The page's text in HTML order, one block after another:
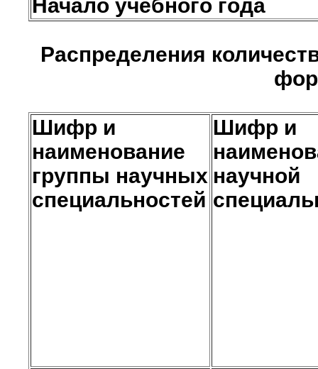
Начало учебного года
Распределения
Шифр и
наименование
группы научных
специальностей
Шифр и
научной